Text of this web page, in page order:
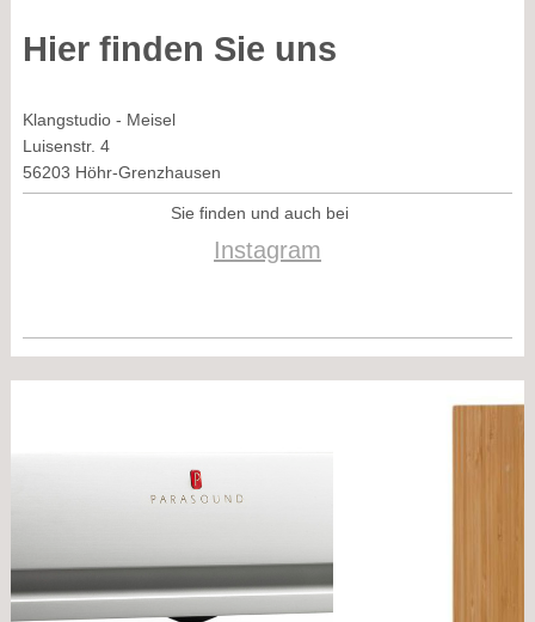
Hier finden Sie uns
Klangstudio - Meisel
Luisenstr. 4
56203 Höhr-Grenzhausen
Sie finden und auch bei
Instagram